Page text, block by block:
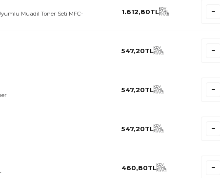
Muadil Toner Seti MFC-
1.612,80TLKDV
DAHİL
FİYATI
547,20TLKDV
DAHİL
FİYATI
547,20TLKDV
DAHİL
FİYATI
547,20TLKDV
DAHİL
FİYATI
460,80TLKDV
DAHİL
FİYATI